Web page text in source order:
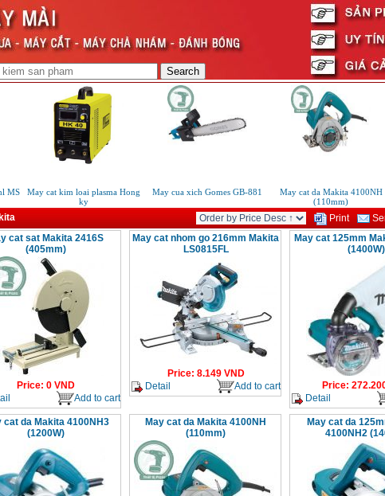
MS
May cat kim loai plasma Hong
ky
May cua xich Gomes GB-881
May cat da Makita 4100NH
(110mm)
Print
cat sat Makita 2416S
(405mm)
Price: 0VND
Add to cart
May cat nhom go 216mm Makita
LS0815FL
Price: 8.149VND
Detail
Add to cart
May cat 125mm
(1400W)
Price:
Detail
cat da Makita 4100NH3
(1200W)
May cat da Makita 4100NH
(110mm)
May cat da
4100NH2